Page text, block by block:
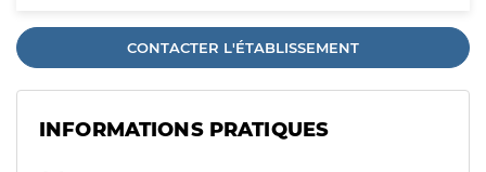
CONTACTER L'ÉTABLISSEMENT
INFORMATIONS PRATIQUES